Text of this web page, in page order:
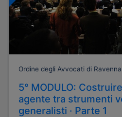
Ordine degli Avvocati di Ravenna
5° MODULO:
agente tra strumenti
generalisti · Parte 1